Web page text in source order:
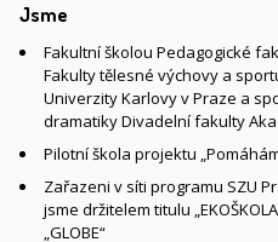
Jsme
Fakultní školou Pedagogické
Fakulty tělesné výchovy a
Univerzity Karlovy v Praze a
dramatiky Divadelní fakulty
Pilotní škola projektu
Zařazeni v síti programu SZU
jsme držitelem titulu
„GLOBE“